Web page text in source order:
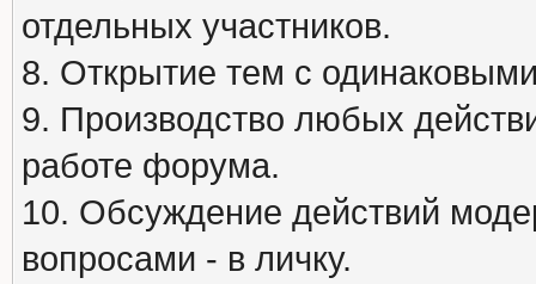
отдельных участников.
8. Открытие тем с
9. Производство любых
работе форума.
10. Обсуждение действий
вопросами - в личку.